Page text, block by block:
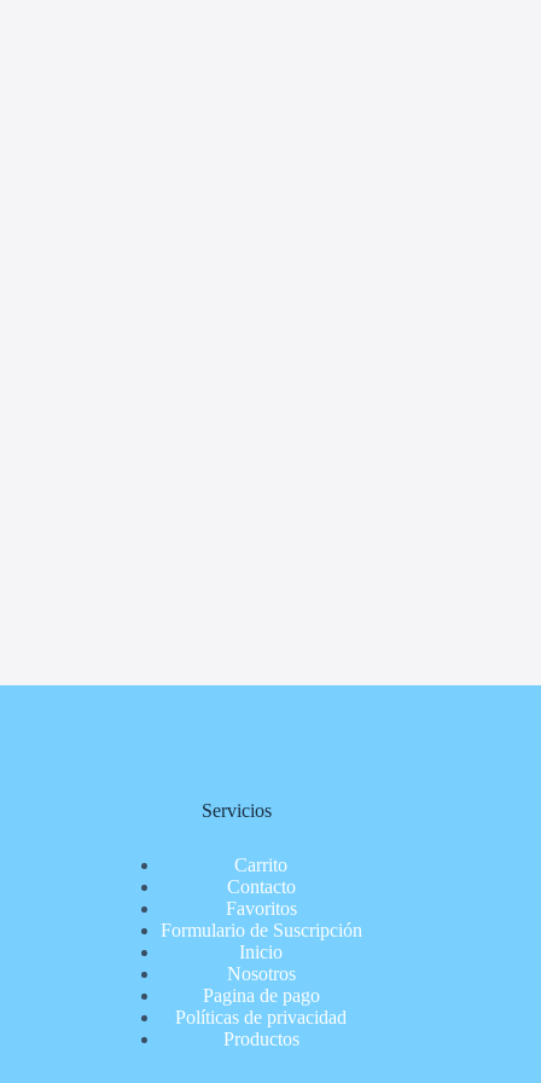
Servicios
Carrito
Contacto
Favoritos
Formulario de Suscripción
Inicio
Nosotros
Pagina de pago
Políticas de privacidad
Productos